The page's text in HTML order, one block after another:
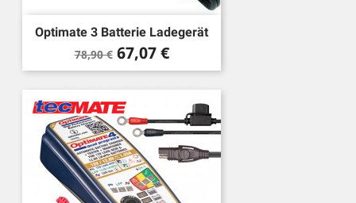
Optimate 3 Batterie Ladegerät
Verkaufspreis
78,90 € Preis
67,07 €